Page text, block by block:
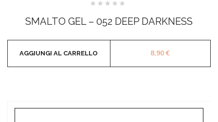
su
SMALTO GEL – 052 DEEP DARKNESS
8,90€
AGGIUNGI AL CARRELLO